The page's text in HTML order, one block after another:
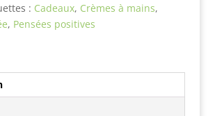
: Cadeaux, Crèmes à mains,
, Pensées positives